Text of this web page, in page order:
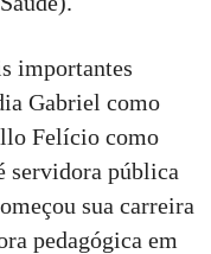
importantes
Gabriel como
Felício como
servidora pública
sua carreira
pedagógica em